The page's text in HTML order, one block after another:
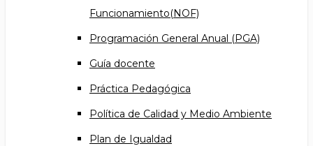
Funcionamiento(NOF)
Programación General Anual (PGA)
Guía docente
Práctica Pedagógica
Política de Calidad y Medio Ambiente
Plan de Igualdad